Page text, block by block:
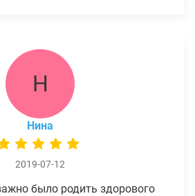
Н
Нина
2019-07-12
было родить здорового